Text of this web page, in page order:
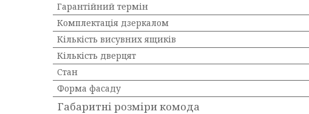
Гарантійний термін
Комплектація дзеркалом
Кількість висувних ящиків
Кількість дверцят
Стан
Форма фасаду
Габаритні розміри комода